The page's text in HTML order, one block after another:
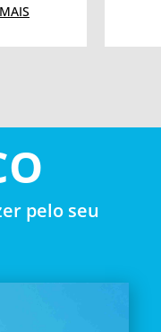
pelo seu